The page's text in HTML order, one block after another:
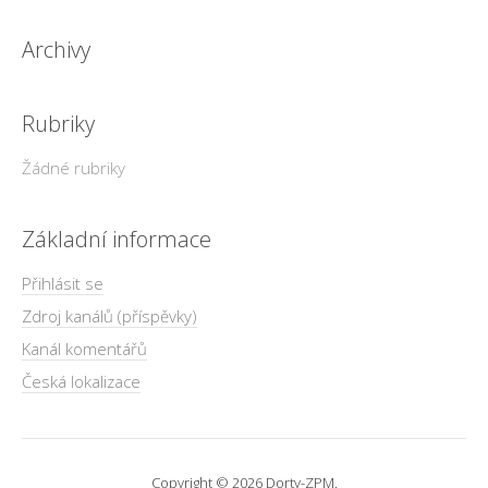
Archivy
Rubriky
Žádné rubriky
Základní informace
Přihlásit se
Zdroj kanálů (příspěvky)
Kanál komentářů
Česká lokalizace
Copyright © 2026 Dorty-ZPM.